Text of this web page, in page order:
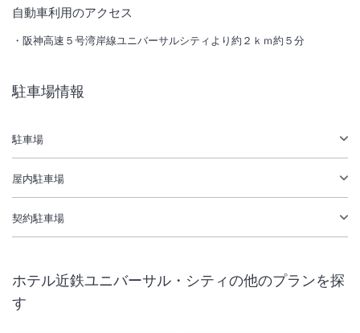
駅徒歩5分
・ベット１台につき添い寝のお子様は１名のみとなります。
自動車利用のアクセス
阪神高速５号湾岸線ユニバーサルシティより約２ｋｍ約５分
駐車場情報
駐車場
屋内駐車場
契約駐車場
ホテル近鉄ユニバーサル・シティの他のプランを探
す